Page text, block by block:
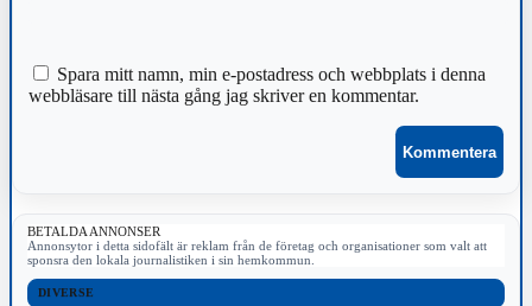
Spara mitt namn, min e-postadress och webbplats i denna
webbläsare till nästa gång jag skriver en kommentar.
BETALDA ANNONSER
Annonsytor i detta sidofält är reklam från de företag och organisationer som valt att
sponsra den lokala journalistiken i sin hemkommun.
DIVERSE